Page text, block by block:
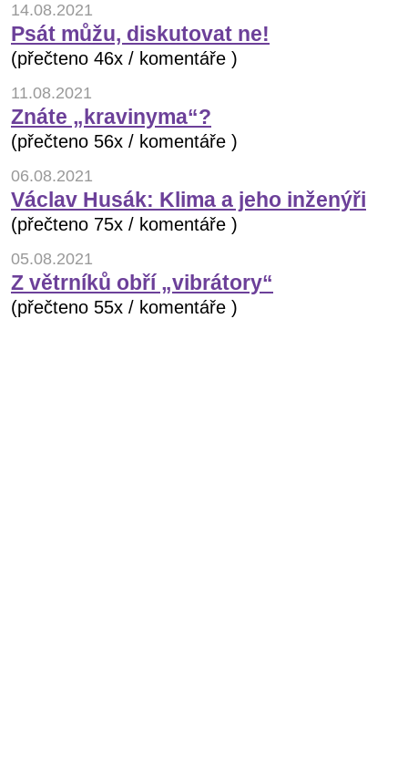
14.08.2021
Psát můžu, diskutovat ne!
(přečteno 46x / komentáře )
11.08.2021
Znáte „kravinyma“?
(přečteno 56x / komentáře )
06.08.2021
Václav Husák: Klima a jeho inženýři
(přečteno 75x / komentáře )
05.08.2021
Z větrníků obří „vibrátory“
(přečteno 55x / komentáře )